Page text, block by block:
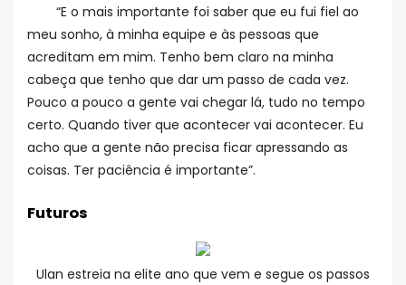
“E o mais importante foi saber que eu fui fiel ao
meu sonho, à minha equipe e às pessoas que
acreditam em mim. Tenho bem claro na minha
cabeça que tenho que dar um passo de cada vez.
Pouco a pouco a gente vai chegar lá, tudo no tempo
certo. Quando tiver que acontecer vai acontecer. Eu
acho que a gente não precisa ficar apressando as
coisas. Ter paciência é importante”.
Futuros
Ulan estreia na elite ano que vem e segue os passos